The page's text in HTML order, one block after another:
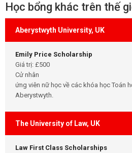
Học bổng khác trên thế
Aberystwyth University, UK
Emily Price Scholarship
Giá trị: £500
Cử nhân
ứng viên nữ học về các khóa học Toán học hoặc Vật lý tại
Aberystwyth.
The University of Law, UK
Law First Class Scholarships